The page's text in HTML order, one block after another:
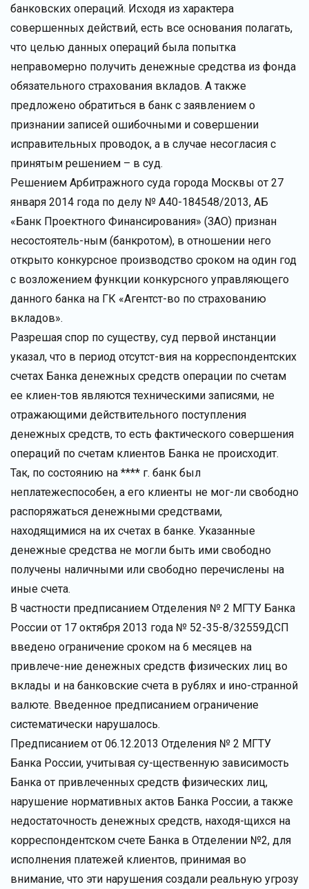
банковских операций. Исходя из характера
совершенных действий, есть все основания полагать,
что целью данных операций была попытка
неправомерно получить денежные средства из фонда
обязательного страхования вкладов. А также
предложено обратиться в банк с заявлением о
признании записей ошибочными и совершении
исправительных проводок, а в случае несогласия с
принятым решением – в суд.
Решением Арбитражного суда города Москвы от 27
января 2014 года по делу № А40-184548/2013, АБ
«Банк Проектного Финансирования» (ЗАО) признан
несостоятель-ным (банкротом), в отношении него
открыто конкурсное производство сроком на один год
с возложением функции конкурсного управляющего
данного банка на ГК «Агентст-во по страхованию
вкладов».
Разрешая спор по существу, суд первой инстанции
указал, что в период отсутст-вия на корреспондентских
счетах Банка денежных средств операции по счетам
ее клиен-тов являются техническими записями, не
отражающими действительного поступления
денежных средств, то есть фактического совершения
операций по счетам клиентов Банка не происходит.
Так, по состоянию на **** г. банк был
неплатежеспособен, а его клиенты не мог-ли свободно
распоряжаться денежными средствами,
находящимися на их счетах в банке. Указанные
денежные средства не могли быть ими свободно
получены наличными или свободно перечислены на
иные счета.
В частности предписанием Отделения № 2 МГТУ Банка
России от 17 октября 2013 года № 52-35-8/32559ДСП
введено ограничение сроком на 6 месяцев на
привлече-ние денежных средств физических лиц во
вклады и на банковские счета в рублях и ино-странной
валюте. Введенное предписанием ограничение
систематически нарушалось.
Предписанием от 06.12.2013 Отделения № 2 МГТУ
Банка России, учитывая су-щественную зависимость
Банка от привлеченных средств физических лиц,
нарушение нормативных актов Банка России, а также
недостаточность денежных средств, находя-щихся на
корреспондентском счете Банка в Отделении №2, для
исполнения платежей клиентов, принимая во
внимание, что эти нарушения создали реальную угрозу